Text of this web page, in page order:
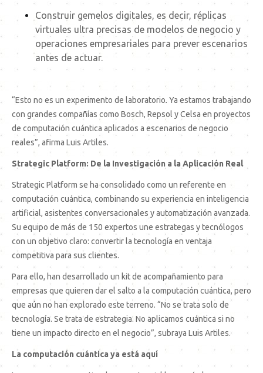
Construir gemelos digitales, es decir, réplicas
virtuales ultra precisas de modelos de negocio y
operaciones empresariales para prever escenarios
antes de actuar.
“Esto no es un experimento de laboratorio. Ya estamos trabajando
con grandes compañías como Bosch, Repsol y Celsa en proyectos
de computación cuántica aplicados a escenarios de negocio
reales”, afirma Luis Artiles.
Strategic Platform: De la Investigación a la Aplicación Real
Strategic Platform se ha consolidado como un referente en
computación cuántica, combinando su experiencia en inteligencia
artificial, asistentes conversacionales y automatización avanzada.
Su equipo de más de 150 expertos une estrategas y tecnólogos
con un objetivo claro: convertir la tecnología en ventaja
competitiva para sus clientes.
Para ello, han desarrollado un kit de acompañamiento para
empresas que quieren dar el salto a la computación cuántica, pero
que aún no han explorado este terreno. “No se trata solo de
tecnología. Se trata de estrategia. No aplicamos cuántica si no
tiene un impacto directo en el negocio”, subraya Luis Artiles.
La computación cuántica ya está aquí